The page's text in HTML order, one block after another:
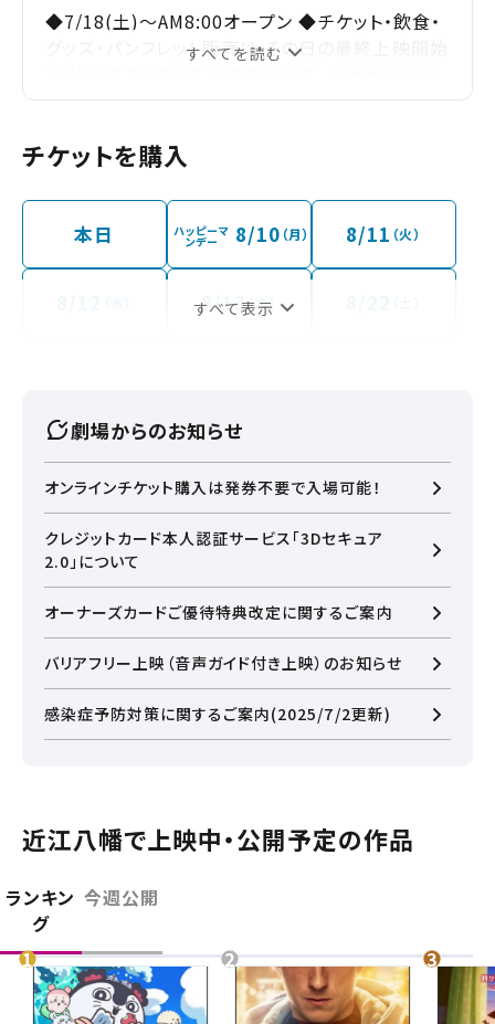
お近くの劇場から選ぶ
◆7/18(土)～AM8:00オープン ◆チケット・飲食・
グッズ・パンフレット販売は その日の最終上映開始
まで ※状況により、変更になる可能性がございま
致します。
すべてを読む
チケットを購入
本日 ハッピーマ
ンデー 8/10 （月） 8/11 （火）
8/13（木）
すべて表示
劇場からのお知らせ
オンラインチケット購入は発券不要で入場可能！
クレジットカード本人認証サービス「3Dセキュア
2.0」について
オーナーズカードご優待特典改定に関するご案内
バリアフリー上映（音声ガイド付き上映）のお知らせ
感染症予防対策に関するご案内(2025/7/2更新)
近江八幡で上映中・公開予定の作品
ランキン
グ
今週公開